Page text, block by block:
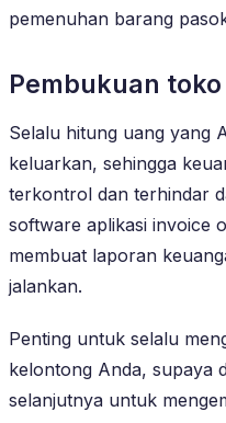
pemenuhan barang
Pembukuan
Selalu hitung uang yang
keluarkan, sehingga
terkontrol dan terhindar
software aplikasi invoice
membuat laporan
jalankan.
Penting untuk selalu
kelontong Anda, supaya
selanjutnya untuk